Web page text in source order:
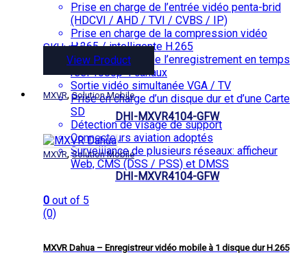
Prise en charge de l’entrée vidéo penta-brid
(HDCVI / AHD / TVI / CVBS / IP)
Prise en charge de la compression vidéo
H.265 / intelligente H.265
Prise en charge de l’enregistrement en temps
réel 1080p 4 canaux
Sortie vidéo simultanée VGA / TV
Prise en charge d’un disque dur et d’une Carte
SD
Détection de visage de support
Connecteurs aviation adoptés
Surveillance de plusieurs réseaux: afficheur
Web, CMS (DSS / PSS) et DMSS
SKU: n/a
View Product
MXVR,Solution Mobile
DHI-MXVR4104-GFW
MXVR,Solution Mobile
DHI-MXVR4104-GFW
0 out of 5
(0)
MXVR Dahua – Enregistreur vidéo mobile à 1 disque dur H.265